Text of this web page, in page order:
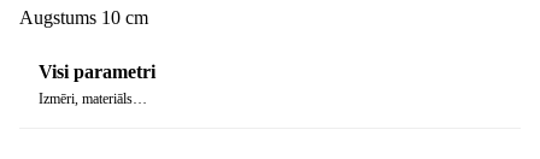
Augstums 10 cm
Visi parametri
Izmēri, materiāls…